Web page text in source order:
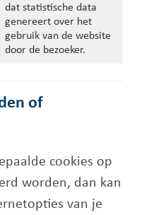
dat statistische data
genereert over het
gebruik van de website
door de bezoeker.
of
cookies op
worden, dan kan
van je